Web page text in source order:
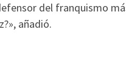
del franquismo
añadió.